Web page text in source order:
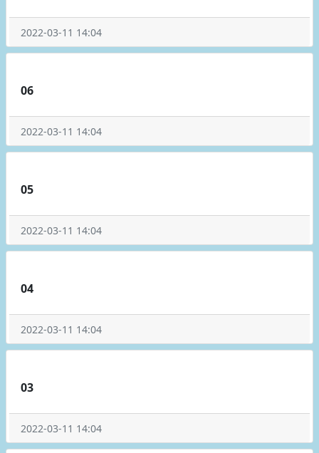
2022-03-11 14:04
06
2022-03-11 14:04
05
2022-03-11 14:04
04
2022-03-11 14:04
03
2022-03-11 14:04